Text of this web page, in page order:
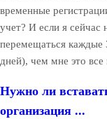
временные
учет? И если я сейчас
перемещаться каждые
дней), чем мне это все
Нужно ли
организация ...